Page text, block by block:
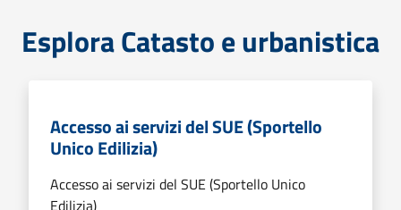
Esplora Catasto e urbanistica
Accesso ai servizi del SUE (Sportello
Unico Edilizia)
Accesso ai servizi del SUE (Sportello Unico
Edilizia)